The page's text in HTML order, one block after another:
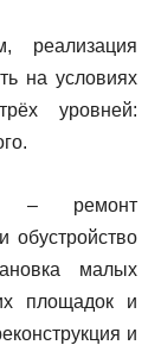
на условиях
уровней:
– ремонт
малых
площадок и
и